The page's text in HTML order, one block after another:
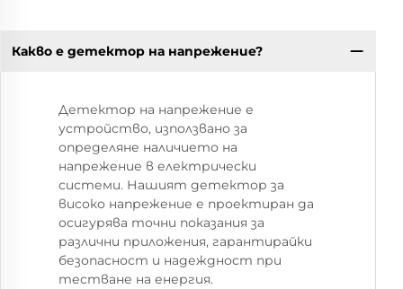
Какво е детектор на напрежение?
Детектор на напрежение е
устройство, използвано за
определяне наличието на
напрежение в електрически
системи. Нашият детектор за
високо напрежение е проектиран да
осигурява точни показания за
различни приложения, гарантирайки
безопасност и надеждност при
тестване на енергия.